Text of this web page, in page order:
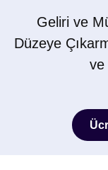
Geliri ve
Düzeye
ve